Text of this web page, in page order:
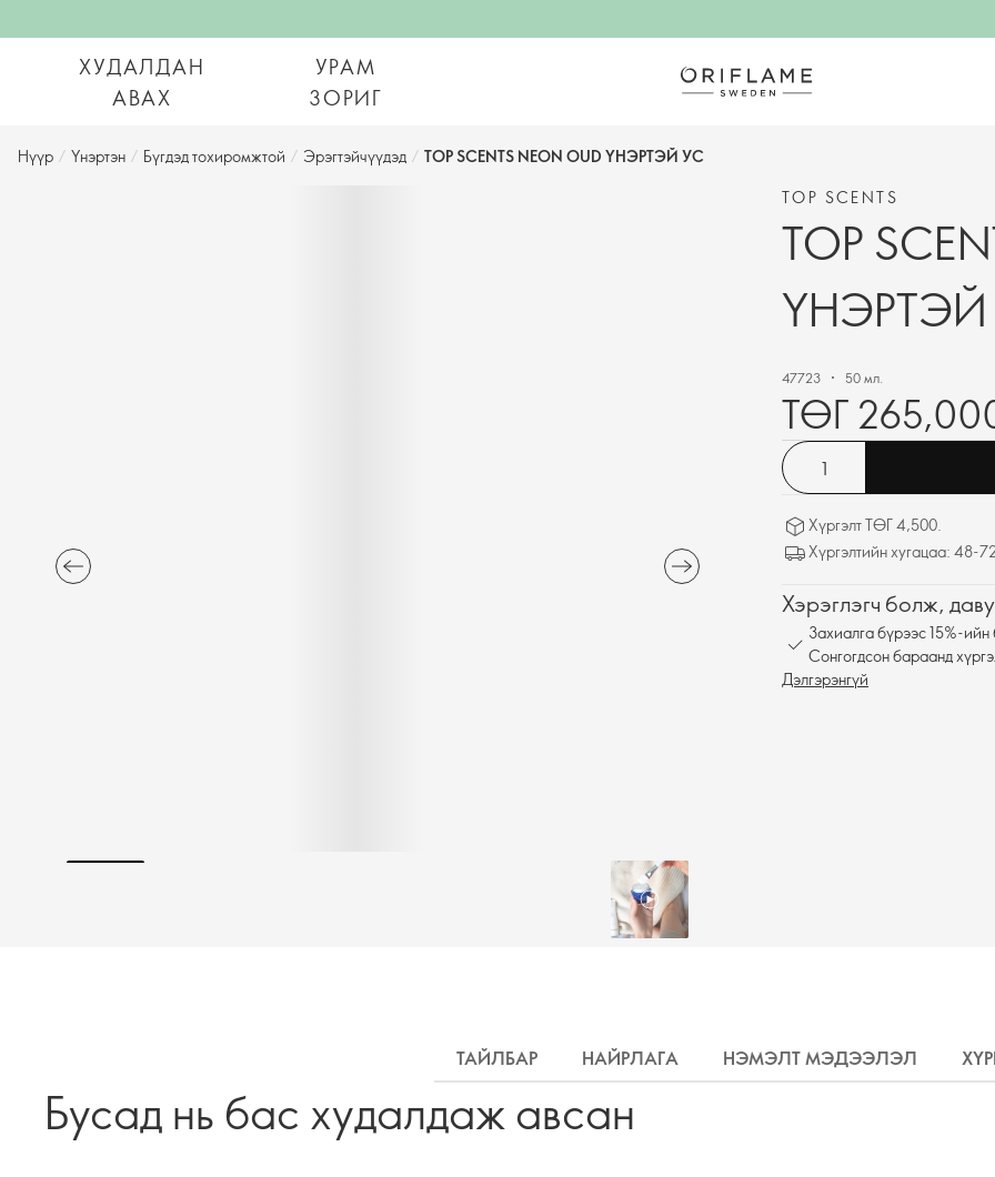
ХУДАЛДАН
АВАХ
УРАМ
ЗОРИГ
Нүүр / Үнэртэн / Бүгдэд тохиромжтой / Эрэгтэйчүүдэд / TOP SCENTS NEON OUD ҮНЭРТЭЙ УС
TOP SCENTS
TOP
47723 50 мл.
ТӨГ
Хүргэлт ТӨГ 4,500.
Хүргэлтийн хугацаа: 48-
Хэрэглэгч болж,
Захиалга бүрээс 15%-
Сонгогдсон бараанд
Дэлгэрэнгүй
ТАЙЛБАР НАЙРЛАГА НЭМЭЛТ МЭДЭЭЛЭЛ
Бусад нь бас худалдаж авсан